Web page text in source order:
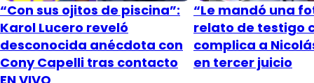
“Con sus ojitos de piscina”:
Karol Lucero reveló
desconocida anécdota con
Cony Capelli tras contacto
“Le mandó una
relato de testigo
complica a
en tercer juicio